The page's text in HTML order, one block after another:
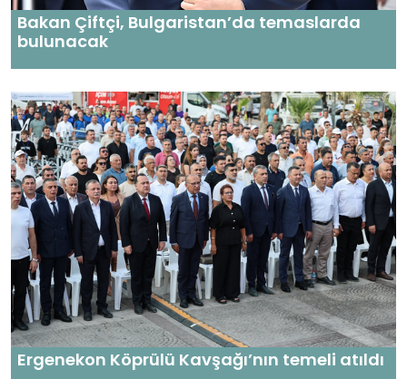
Bakan Çiftçi, Bulgaristan’da temaslarda
bulunacak
Ergenekon Köprülü Kavşağı’nın temeli atıldı